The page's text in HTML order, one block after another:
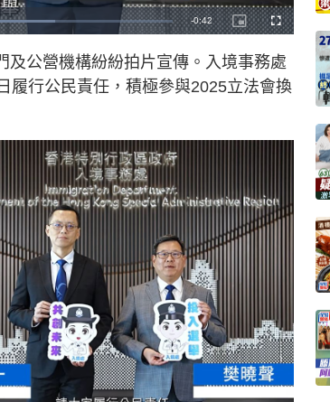
R
n
T
i
m
e
-0:42
P
i
u
r
c
F
u
s
c
e
e
及公營機構紛紛拍片宣傳。入境事務處
履行公民責任，積極參與2025立法會換